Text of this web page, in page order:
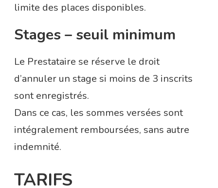
limite des places disponibles.
Stages – seuil minimum
Le Prestataire se réserve le droit
d’annuler un stage si moins de 3 inscrits
sont enregistrés.
Dans ce cas, les sommes versées sont
intégralement remboursées, sans autre
indemnité.
TARIFS